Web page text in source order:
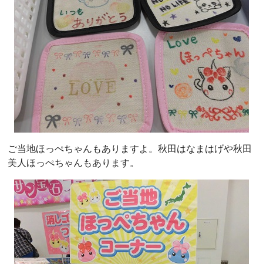
ご当地ほっぺちゃんもありますよ。秋田はなまはげや秋田
美人ほっぺちゃんもあります。